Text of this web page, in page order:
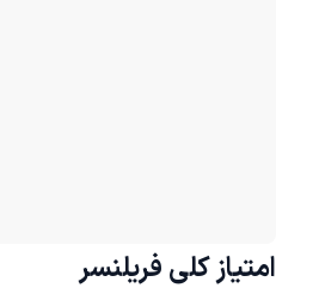
امتیاز کلی فریلنسر